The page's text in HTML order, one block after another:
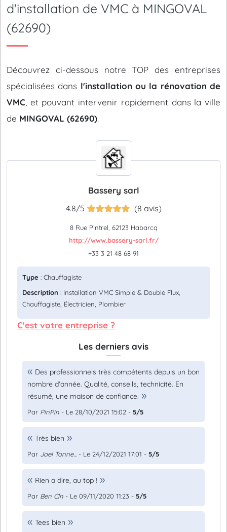
d'installation de VMC à MINGOVAL
(62690)
Découvrez ci-dessous notre TOP des entreprises
spécialisées dans l'installation ou la rénovation de
VMC , et pouvant intervenir rapidement dans la ville
de MINGOVAL (62690).
Bassery sarl
4.8/5 (8 avis)
8 Rue Pintrel, 62123 Habarcq
http://www.bassery-sarl.fr/
+33 3 21 48 68 91
Type : Chauffagiste
Description : Installation VMC Simple & Double Flux,
Chauffagiste, Électricien, Plombier
C'est votre entreprise ?
Les derniers avis
Des professionnels très compétents depuis un bon
nombre d'année. Qualité, conseils, technicité. En
résumé, une maison de confiance.
Par PinPin - Le 28/10/2021 15:02 - 5/5
Très bien
Par Joel Tonne... - Le 24/12/2021 17:01 - 5/5
Rien a dire, au top !
Par Ben Cln - Le 09/11/2020 11:23 - 5/5
Tees bien